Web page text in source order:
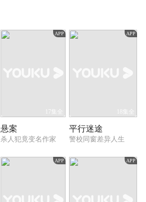
APP
17集全
悬案
杀人犯竟变名作家
APP
18集全
平行迷途
警校同窗差异人生
APP APP